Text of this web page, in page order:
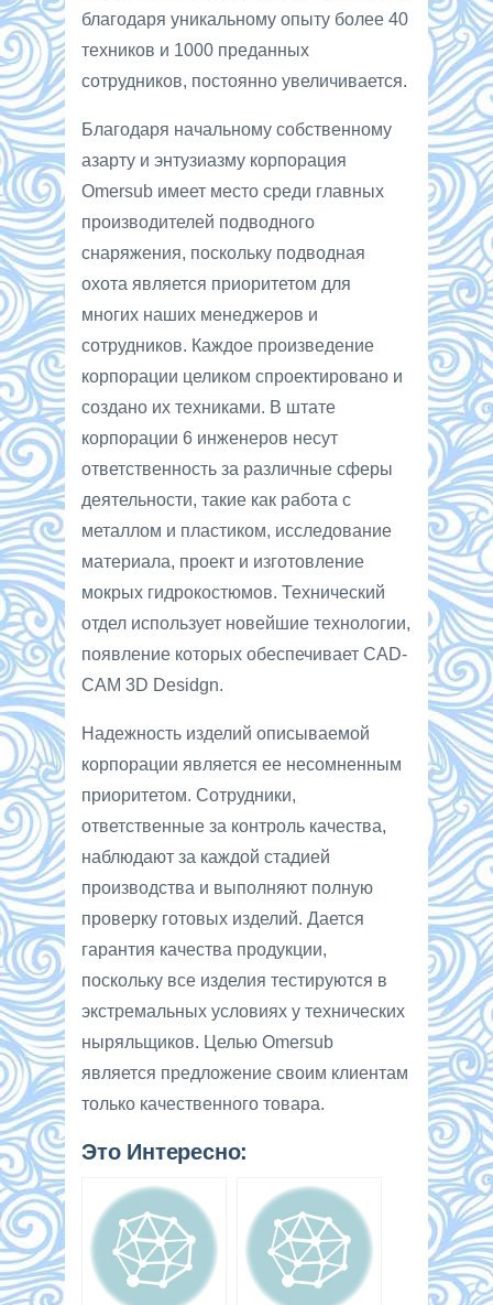
благодаря уникальному опыту более 40
техников и 1000 преданных
сотрудников, постоянно увеличивается.
Благодаря начальному собственному
азарту и энтузиазму корпорация
Omersub имеет место среди главных
производителей подводного
снаряжения, поскольку подводная
охота является приоритетом для
многих наших менеджеров и
сотрудников. Каждое произведение
корпорации целиком спроектировано и
создано их техниками. В штате
корпорации 6 инженеров несут
ответственность за различные сферы
деятельности, такие как работа с
металлом и пластиком, исследование
материала, проект и изготовление
мокрых гидрокостюмов. Технический
отдел использует новейшие технологии,
появление которых обеспечивает CAD-
CAM 3D Desidgn.
Надежность изделий описываемой
корпорации является ее несомненным
приоритетом. Сотрудники,
ответственные за контроль качества,
наблюдают за каждой стадией
производства и выполняют полную
проверку готовых изделий. Дается
гарантия качества продукции,
поскольку все изделия тестируются в
экстремальных условиях у технических
ныряльщиков. Целью Omersub
является предложение своим клиентам
только качественного товара.
Это Интересно: